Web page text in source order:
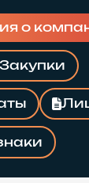
о
Закупки